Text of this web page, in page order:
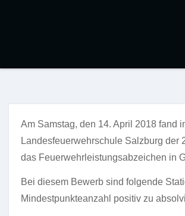
Am Samstag, den 14. April 2018 fand
Landesfeuerwehrschule Salzburg der
das Feuerwehrleistungsabzeichen in
Bei diesem Bewerb sind folgende
Mindestpunkteanzahl positiv zu